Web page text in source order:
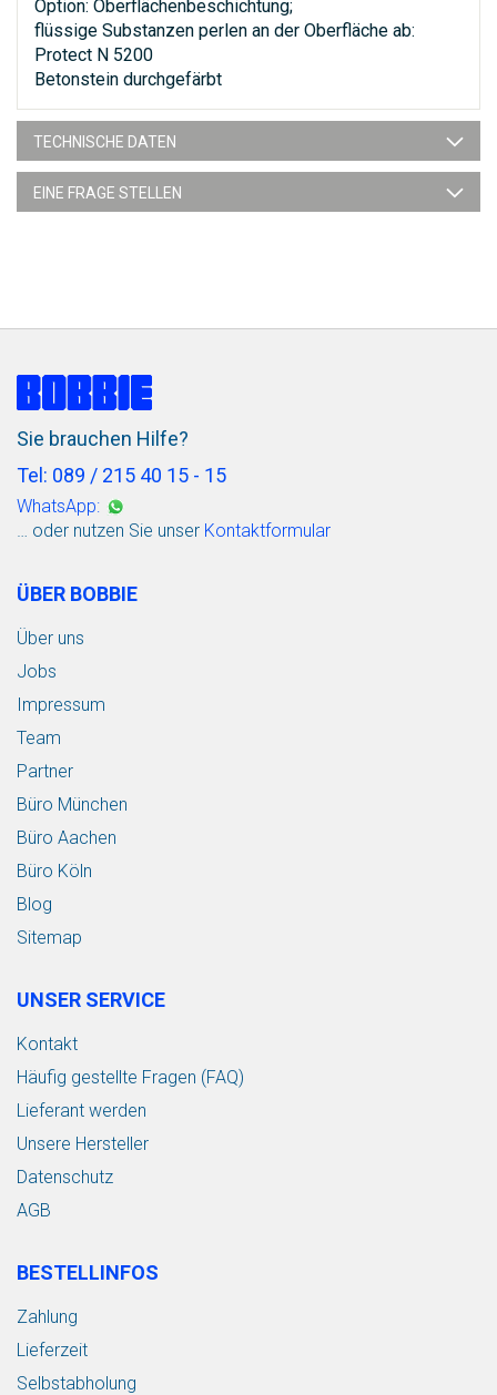
Option: Oberflächenbeschichtung;
flüssige Substanzen perlen an der Oberfläche ab:
Protect N 5200
Betonstein durchgefärbt
TECHNISCHE DATEN
EINE FRAGE STELLEN
Sie brauchen Hilfe?
Tel: 089 / 215 40 15 - 15
WhatsApp:
… oder nutzen Sie unser Kontaktformular
ÜBER BOBBIE
Über uns
Jobs
Impressum
Team
Partner
Büro München
Büro Aachen
Büro Köln
Blog
Sitemap
UNSER SERVICE
Kontakt
Häufig gestellte Fragen (FAQ)
Lieferant werden
Unsere Hersteller
Datenschutz
AGB
BESTELLINFOS
Zahlung
Lieferzeit
Selbstabholung